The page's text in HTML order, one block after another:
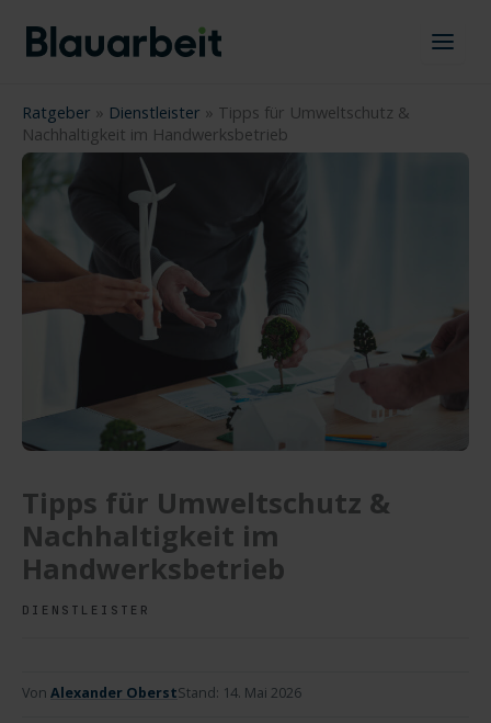
Inhalt
springen
Ratgeber » Dienstleister » Tipps für Umweltschutz &
Nachhaltigkeit im Handwerksbetrieb
Tipps für Umweltschutz &
Nachhaltigkeit im
Handwerksbetrieb
DIENSTLEISTER
Von Alexander OberstStand: 14. Mai 2026